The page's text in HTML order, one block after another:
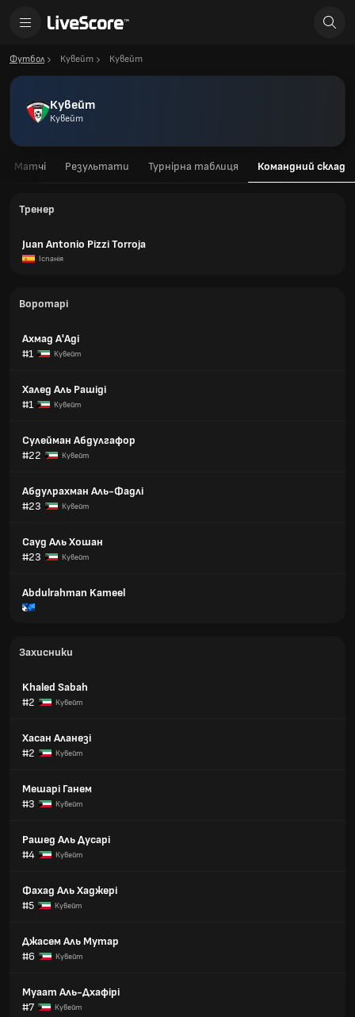
Футбол Кувейт Кувейт
Кувейт
Кувейт
Матчі Результати Турнірна таблиця Командний склад
Тренер
Juan Antonio Pizzi Torroja
Іспанія
Воротарі
Ахмад А'Аді
#1
Кувейт
Халед Аль Рашіді
#1
Кувейт
Сулейман Абдулгафор
#22
Кувейт
Абдулрахман Аль-Фадлі
#23
Кувейт
Сауд Аль Хошан
#23
Кувейт
Abdulrahman Kameel
Захисники
Khaled Sabah
#2
Кувейт
Хасан Аланезі
#2
Кувейт
Мешарі Ганем
#3
Кувейт
Рашед Аль Дусарі
#4
Кувейт
Фахад Аль Хаджері
#5
Кувейт
Джасем Аль Мутар
#6
Кувейт
Муаат Аль-Дхафірі
#7
Кувейт